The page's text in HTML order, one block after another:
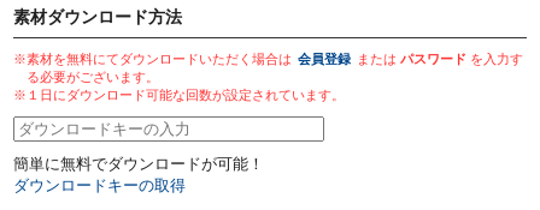
素材ダウンロード方法
※素材を無料にてダウンロードいただく場合は 会員登録 またはパスワード を入力す
る必要がございます。
※１日にダウンロード可能な回数が設定されています。
簡単に無料でダウンロードが可能！
ダウンロードキーの取得